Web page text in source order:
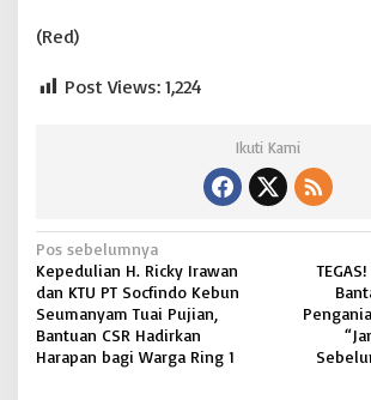
(Red)
Post Views: 1,224
Ikuti Kami
N
a
v
i
Pos sebelumnya
Kepedulian H. Ricky Irawan
dan KTU PT Socfindo Kebun
Seumanyam Tuai Pujian,
Bantuan CSR Hadirkan
Harapan bagi Warga Ring 1